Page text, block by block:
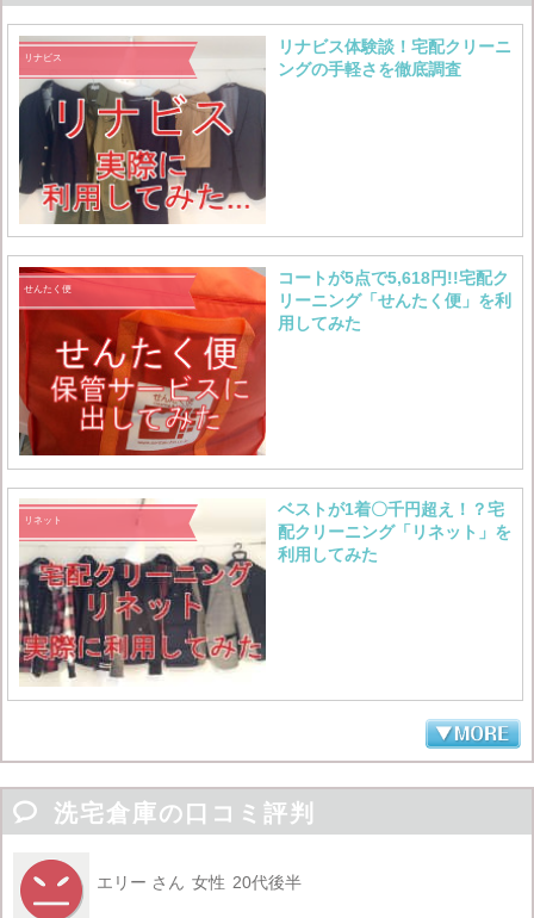
リナビス
リナビス体験談！宅配クリーニ
ングの手軽さを徹底調査
せんたく便
コートが5点で5,618円!!宅配ク
リーニング「せんたく便」を利
用してみた
リネット
ベストが1着〇千円超え！？宅
配クリーニング「リネット」を
利用してみた
 洗宅倉庫の口コミ評判
エリー さん 女性 20代後半